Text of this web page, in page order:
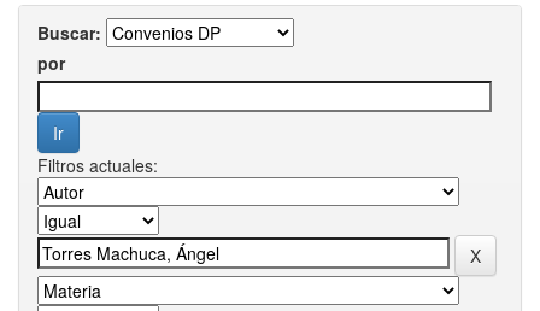
Buscar:
por
Filtros actuales: